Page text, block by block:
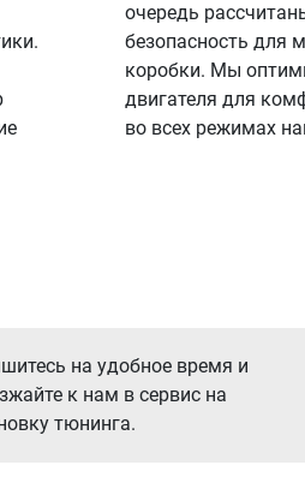
очередь
безопасность для
коробки. Мы
двигателя для
во всех режимах
на удобное время и
к нам в сервис на
тюнинга.